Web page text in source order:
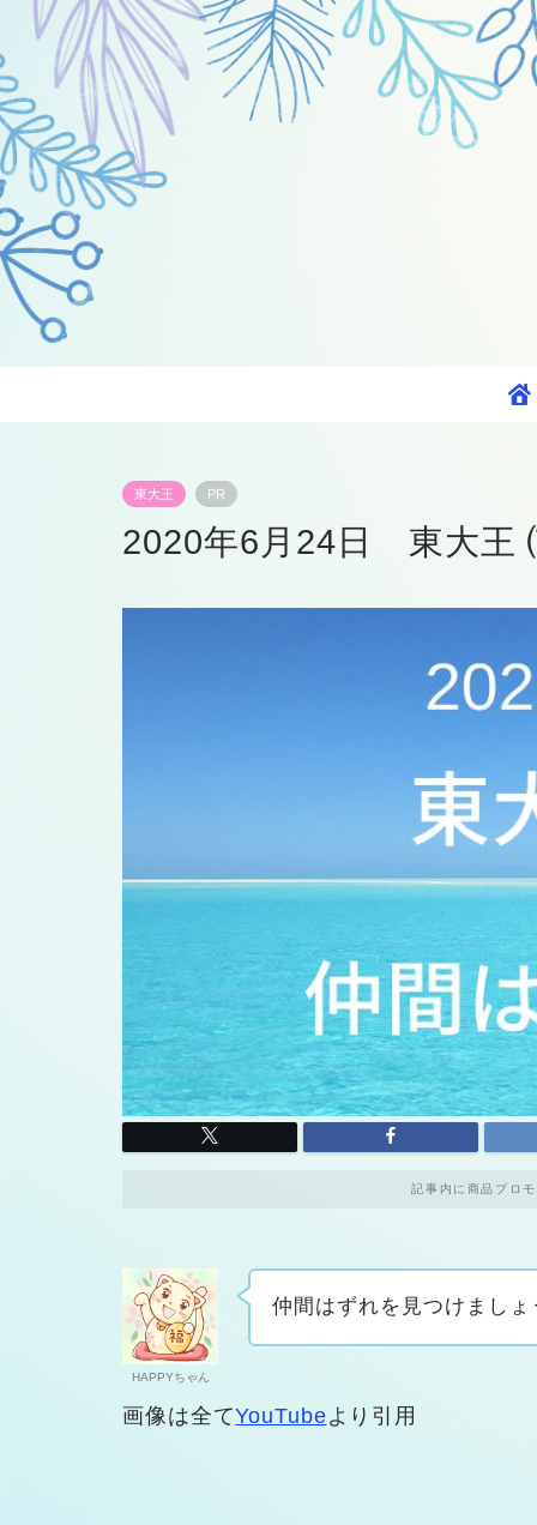
東大王 PR
2020年6月24日 東大
記事内に商品プロ
HAPPYちゃん
仲間はずれを見つけましょ
画像は全てYouTubeより引用